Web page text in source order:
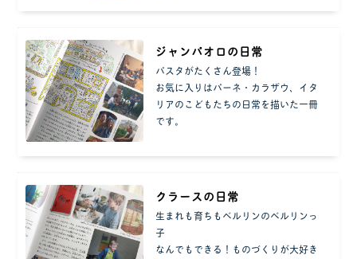
ジャンパオロの日常
パスタがたくさん登場！
お気に入りはパーネ・カラザウ、イタ
リアのこどもたちの日常を描いた一冊
です。
クラースの日常
生まれも育ちもベルリンのベルリンっ
子
なんでもできる！ものづくりが大好き